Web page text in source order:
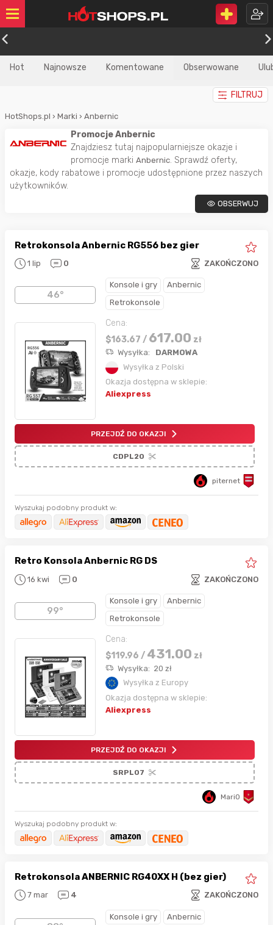
Hot Najnowsze Komentowane Obserwowane
FILTRUJ
HotShops.pl › Marki › Anbernic
Promocje Anbernic
Znajdziesz tutaj najpopularniejsze okazje i
promocje marki Anbernic. Sprawdź oferty,
okazje, kody rabatowe i promocje udostępnione przez naszych
użytkowników.
OBSERWUJ
Retrokonsola Anbernic RG556 bez gier
1 lip 0 ZAKOŃCZONO
46°
Konsole i gry
Anbernic
Retrokonsole
Cena:
$163.67 / 617.00 zł
Wysyłka:
DARMOWA
Wysyłka z Polski
Okazja dostępna w sklepie:
Aliexpress
PRZEJDŹ DO OKAZJI
CDPL20
piternet
Wyszukaj podobny produkt w:
Retro Konsola Anbernic RG DS
16 kwi 0 ZAKOŃCZONO
99°
Konsole i gry
Anbernic
Retrokonsole
Cena:
$119.96 / 431.00 zł
Wysyłka: 20 zł
Wysyłka z Europy
Okazja dostępna w sklepie:
Aliexpress
PRZEJDŹ DO OKAZJI
SRPL07
Mari0
Wyszukaj podobny produkt w:
Retrokonsola ANBERNIC RG40XX H (bez gier)
7 mar 4 ZAKOŃCZONO
Konsole i gry
Anbernic